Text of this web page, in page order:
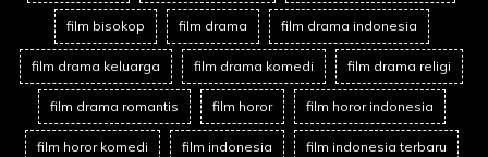
film bisokop film drama film drama indonesia
film drama keluarga film drama komedi film drama religi
film drama romantis film horor film horor indonesia
film horor komedi film indonesia film indonesia terbaru